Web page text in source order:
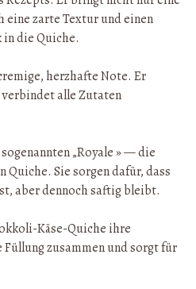
eine zarte Textur und einen
in die Quiche.
herzhafte Note. Er
alle Zutaten
„Royale » — die
Quiche. Sie sorgen dafür, dass
aber dennoch saftig bleibt.
Käse-Quiche ihre
zusammen und sorgt für